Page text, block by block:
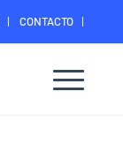
CONTACTO